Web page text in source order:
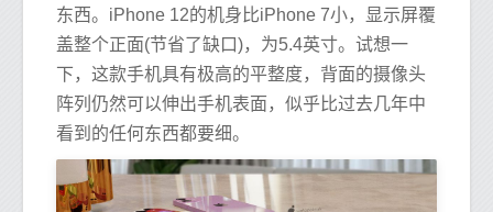
东西。iPhone 12的机身比iPhone 7小，显示屏覆
盖整个正面(节省了缺口)，为5.4英寸。试想一
下，这款手机具有极高的平整度，背面的摄像头
阵列仍然可以伸出手机表面，似乎比过去几年中
看到的任何东西都要细。